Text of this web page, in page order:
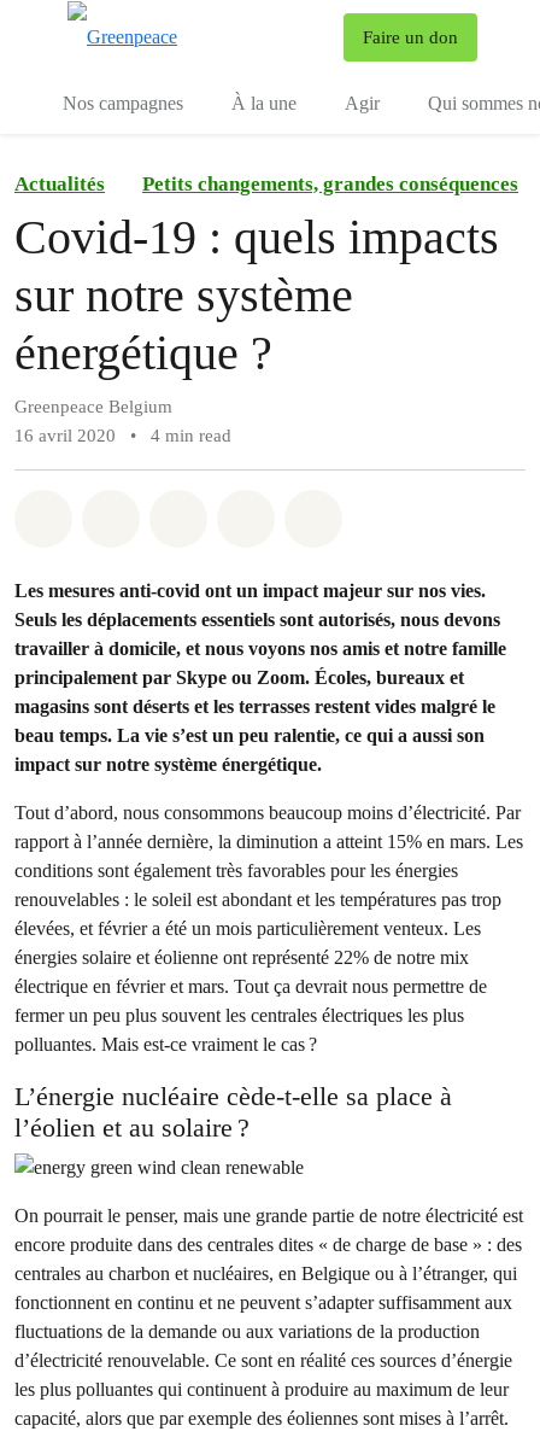
Faire un don
Nos campagnes À la une Agir Qui sommes
Actualités Petits changements, grandes conséquences
Covid-19 : quels impacts
sur notre système
énergétique ?
Greenpeace Belgium
16 avril 2020
• 4 min read
Les mesures anti-covid ont un impact majeur sur nos vies.
Seuls les déplacements essentiels sont autorisés, nous devons
travailler à domicile, et nous voyons nos amis et notre famille
principalement par Skype ou Zoom. Écoles, bureaux et
magasins sont déserts et les terrasses restent vides malgré le
beau temps. La vie s’est un peu ralentie, ce qui a aussi son
impact sur notre système énergétique.
Tout d’abord, nous consommons beaucoup moins d’électricité. Par
rapport à l’année dernière, la diminution a atteint 15% en mars. Les
conditions sont également très favorables pour les énergies
renouvelables : le soleil est abondant et les températures pas trop
élevées, et février a été un mois particulièrement venteux. Les
énergies solaire et éolienne ont représenté 22% de notre mix
électrique en février et mars. Tout ça devrait nous permettre de
fermer un peu plus souvent les centrales électriques les plus
polluantes. Mais est-ce vraiment le cas ?
L’énergie nucléaire cède-t-elle sa place à
l’éolien et au solaire ?
On pourrait le penser, mais une grande partie de notre électricité est
encore produite dans des centrales dites « de charge de base » : des
centrales au charbon et nucléaires, en Belgique ou à l’étranger, qui
fonctionnent en continu et ne peuvent s’adapter suffisamment aux
fluctuations de la demande ou aux variations de la production
d’électricité renouvelable. Ce sont en réalité ces sources d’énergie
les plus polluantes qui continuent à produire au maximum de leur
capacité, alors que par exemple des éoliennes sont mises à l’arrêt.